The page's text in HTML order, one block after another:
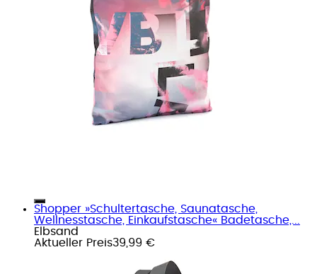
Shopper »Schultertasche, Saunatasche,
Wellnesstasche, Einkaufstasche« Badetasche,...
Elbsand
Aktueller Preis39,99 €